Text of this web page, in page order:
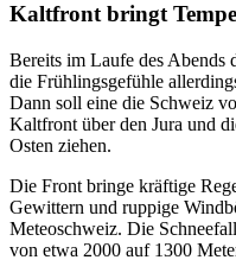
Kaltfront bringt
Bereits im Laufe des Abends
die Frühlingsgefühle
Dann soll eine die Schweiz
Kaltfront über den Jura und
Osten ziehen.
Die Front bringe kräftige
Gewittern und ruppige
Meteoschweiz. Die
von etwa 2000 auf 1300